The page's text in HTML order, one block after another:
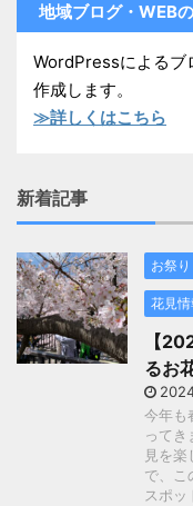
地域ブログ・WEB
WordPressによるブ
作成します。
≫詳しくはこちら
新着記事
お祭
花見情
【
るお
今年も
ってき
見を
で、こ
スポッ